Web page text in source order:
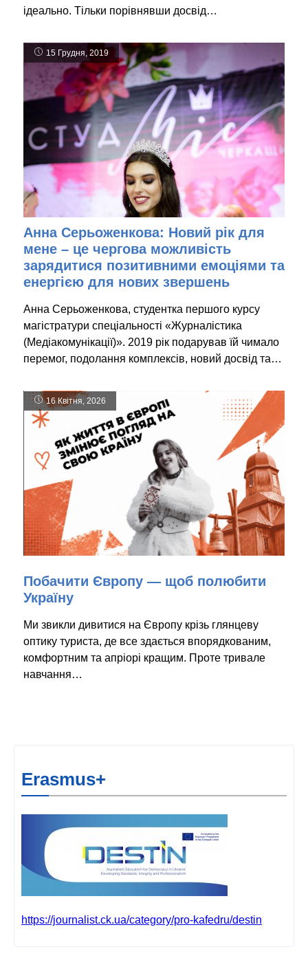
ідеально. Тільки порівнявши досвід…
15 Грудня, 2019
Анна Серьоженкова: Новий рік для
мене – це чергова можливість
зарядитися позитивними емоціями та
енергією для нових звершень
Анна Серьоженкова, студентка першого курсу
магістратури спеціальності «Журналістика
(Медіакомунікації)». 2019 рік подарував їй чимало
перемог, подолання комплексів, новий досвід та…
16 Квітня, 2026
Побачити Європу — щоб полюбити
Україну
Ми звикли дивитися на Європу крізь глянцеву
оптику туриста, де все здається впорядкованим,
комфортним та апріорі кращим. Проте тривале
навчання…
Erasmus+
https://journalist.ck.ua/category/pro-kafedru/destin